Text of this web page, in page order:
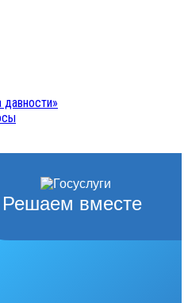
Решаем вместе